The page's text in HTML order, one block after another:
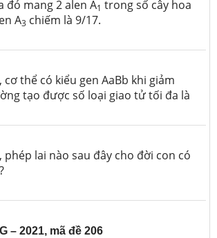
đỏ mang 2 alen A1 trong số cây hoa
A3 chiếm là 9/17.
cơ thể có kiểu gen AaBb khi giảm
tạo được số loại giao tử tối đa là
phép lai nào sau đây cho đời con có
– 2021, mã đề 206